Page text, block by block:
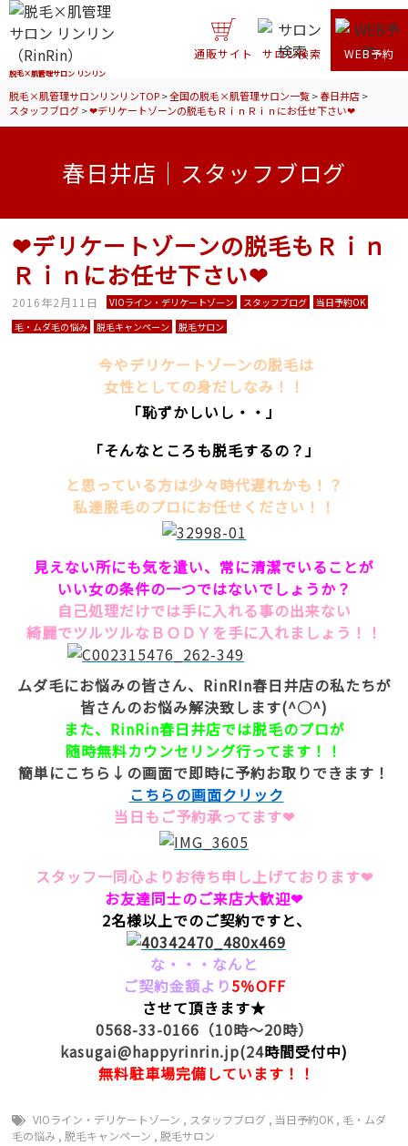
脱毛×肌管理サロン リンリン
通販サイト サロン検索 WEB予約
脱毛×肌管理サロンリンリンTOP>全国の脱毛×肌管理サロン一覧>春日井店>
スタッフブログ>❤デリケートゾーンの脱毛もＲｉｎＲｉｎにお任せ下さい❤
春日井店｜スタッフブログ
❤デリケートゾーンの脱毛もＲｉｎ
Ｒｉｎにお任せ下さい❤
2016年2月11日 VIOライン・デリケートゾーン スタッフブログ
当日予約OK
毛・ムダ毛の悩み
脱毛キャンペーン 脱毛サロン
今やデリケートゾーンの脱毛は
女性としての身だしなみ！！
「恥ずかしいし・・」
「そんなところも脱毛するの？」
と思っている方は少々時代遅れかも！？
私達脱毛のプロにお任せください！！
見えない所にも気を遣い、常に清潔でいることが
いい女の条件の一つではないでしょうか？
自己処理だけでは手に入れる事の出来ない
綺麗でツルツルなＢＯＤＹを手に入れましょう！！
ムダ毛にお悩みの皆さん、RinRIn春日井店の私たちが
皆さんのお悩み解決致します(^○^)
また、RinRin春日井店では脱毛のプロが
随時無料カウンセリング行ってます！！
簡単にこちら↓の画面で即時に予約お取りできます！
こちらの画面クリック
当日もご予約承ってます❤
スタッフ一同心よりお待ち申し上げております❤
お友達同士のご来店大歓迎❤
2名様以上でのご契約ですと、
な・・・なんと
ご契約金額より5％OFF
させて頂きます★
0568-33-0166（10時～20時）
kasugai@happyrinrin.jp(24時間受付中)
無料駐車場完備しています！！
VIOライン・デリケートゾーン , スタッフブログ , 当日予約OK , 毛・ムダ
毛の悩み ,脱毛キャンペーン ,脱毛サロン